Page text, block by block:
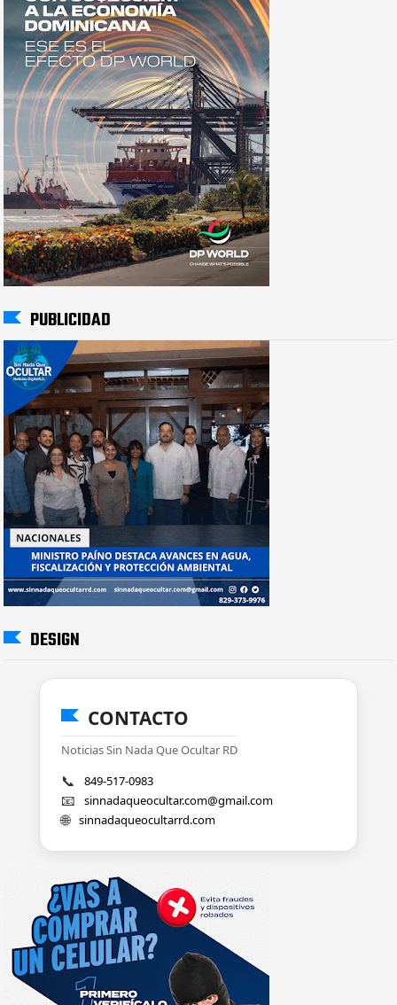
PUBLICIDAD
DESIGN
CONTACTO
Noticias Sin Nada Que Ocultar RD
📞 849-517-0983
📧 sinnadaqueocultar.com@gmail.com
🌐 sinnadaqueocultarrd.com